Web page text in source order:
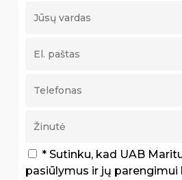
* Sutinku, kad UAB
pasiūlymus ir jų